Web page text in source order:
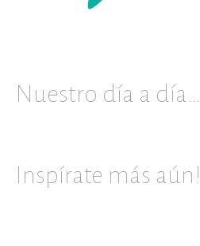
Nuestro día a día…
Inspírate más aún!